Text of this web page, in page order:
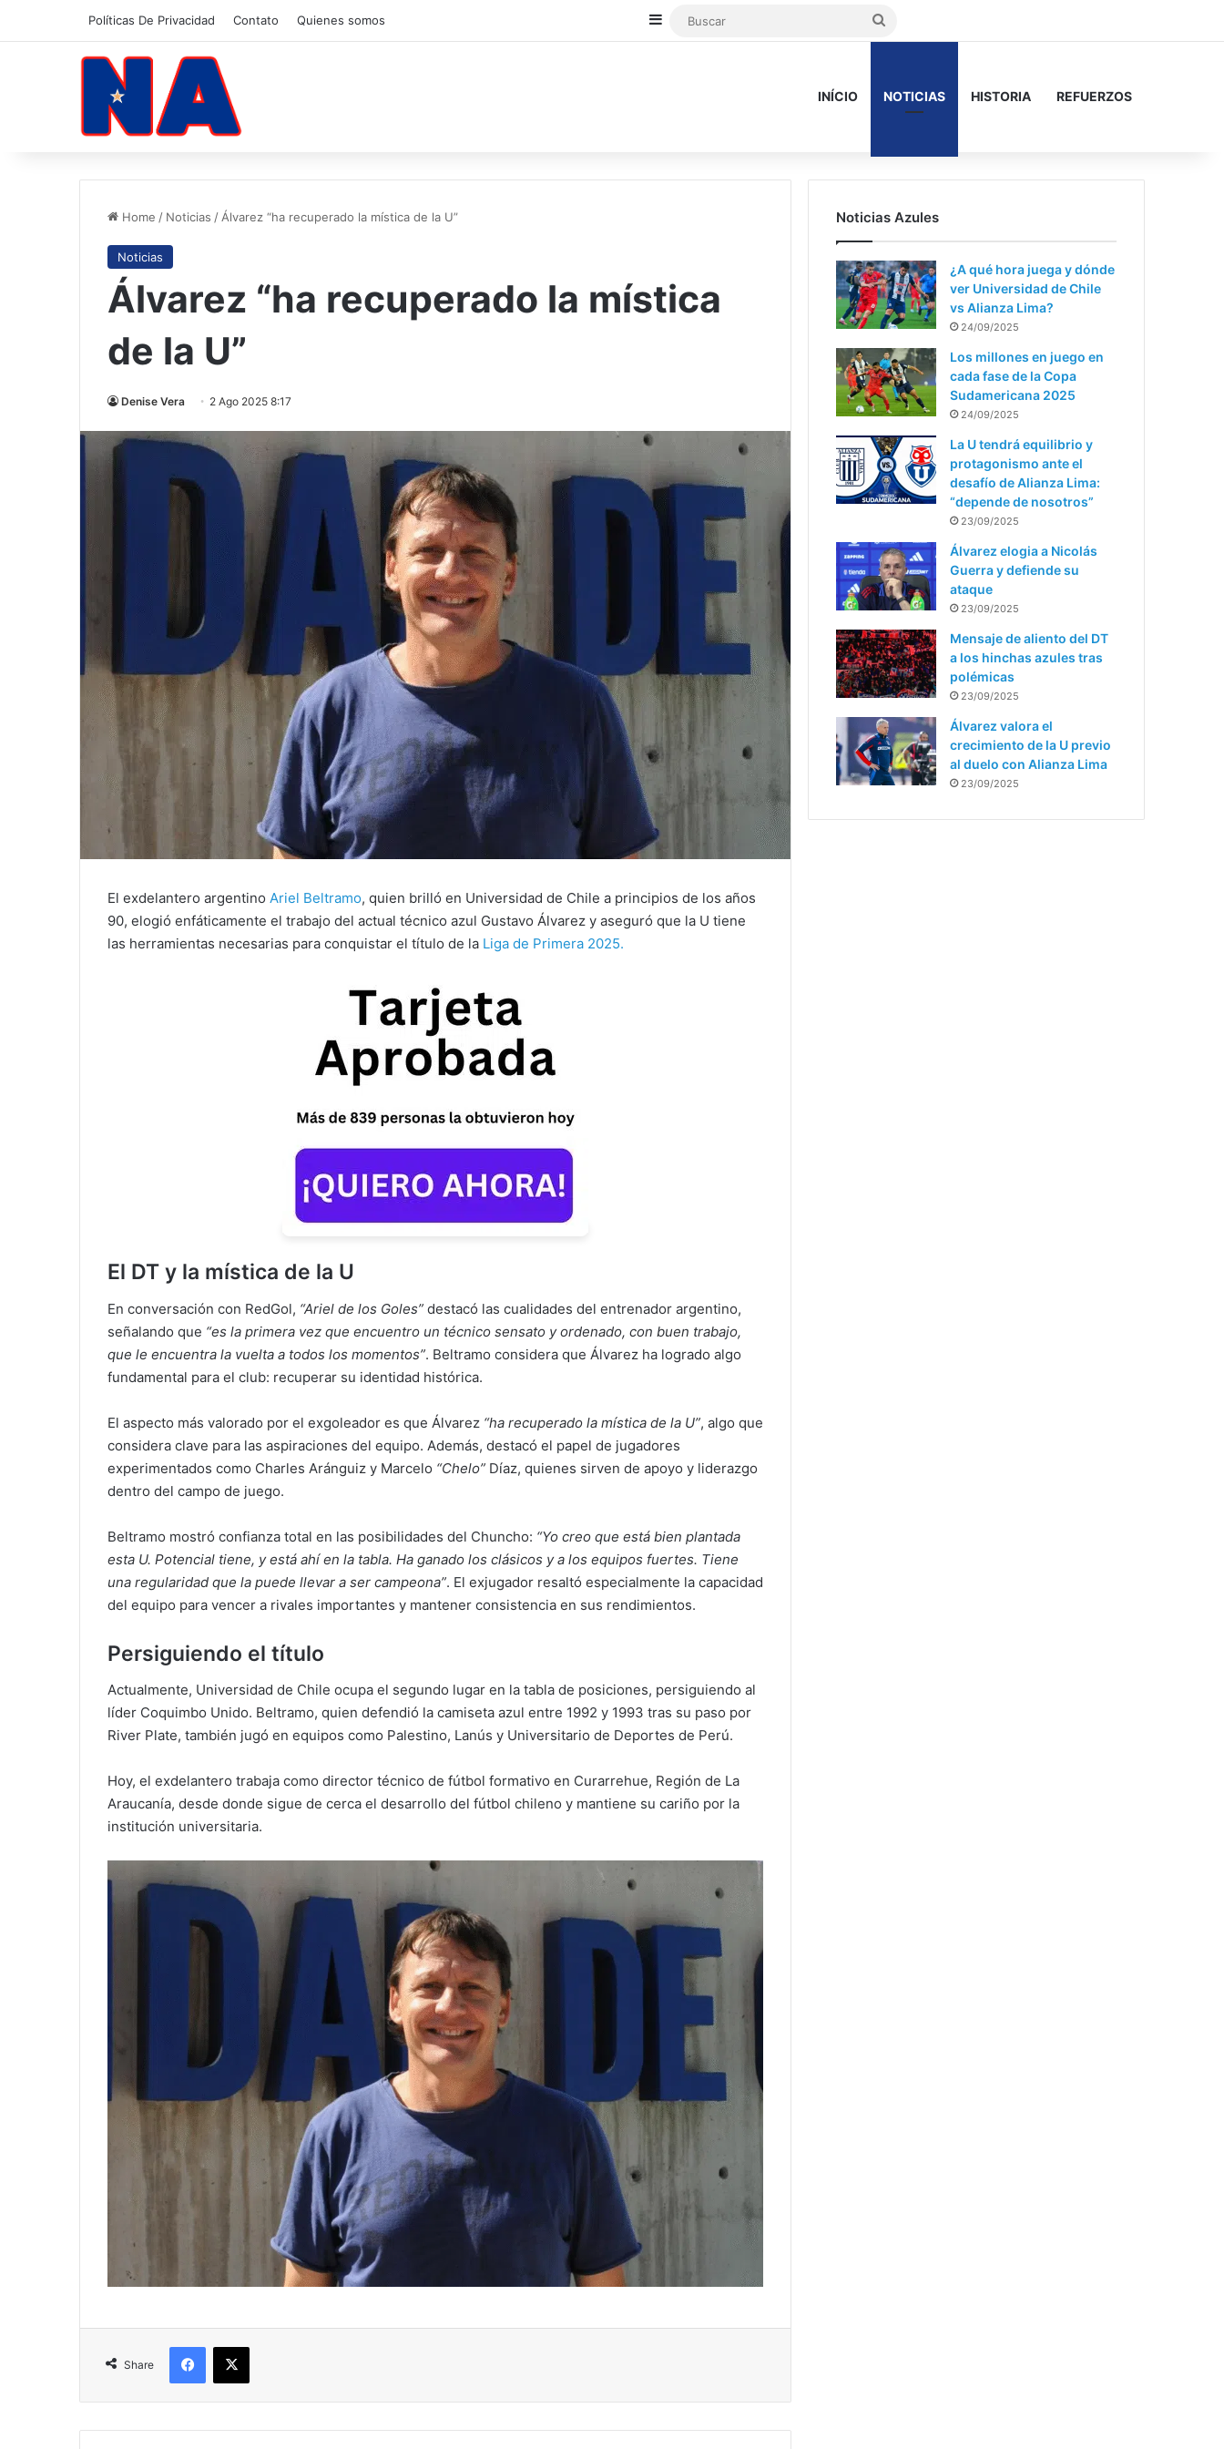
Políticas De Privacidad Contato Quienes somos Sidebar
INÍCIO NOTICIAS HISTORIA REFUERZOS
Home / Noticias / Álvarez “ha recuperado la mística de la U”
Noticias
Álvarez “ha recuperado la mística
de la U”
Denise Vera 2 Ago 2025 8:17
El exdelantero argentino Ariel Beltramo, quien brilló en Universidad de Chile a principios de los años
90, elogió enfáticamente el trabajo del actual técnico azul Gustavo Álvarez y aseguró que la U tiene
las herramientas necesarias para conquistar el título de la Liga de Primera 2025.
El DT y la mística de la U
En conversación con RedGol, “Ariel de los Goles” destacó las cualidades del entrenador argentino,
señalando que “es la primera vez que encuentro un técnico sensato y ordenado, con buen trabajo,
que le encuentra la vuelta a todos los momentos”. Beltramo considera que Álvarez ha logrado algo
fundamental para el club: recuperar su identidad histórica.
El aspecto más valorado por el exgoleador es que Álvarez “ha recuperado la mística de la U”, algo que
considera clave para las aspiraciones del equipo. Además, destacó el papel de jugadores
experimentados como Charles Aránguiz y Marcelo “Chelo” Díaz, quienes sirven de apoyo y liderazgo
dentro del campo de juego.
Beltramo mostró confianza total en las posibilidades del Chuncho: “Yo creo que está bien plantada
esta U. Potencial tiene, y está ahí en la tabla. Ha ganado los clásicos y a los equipos fuertes. Tiene
una regularidad que la puede llevar a ser campeona”. El exjugador resaltó especialmente la capacidad
del equipo para vencer a rivales importantes y mantener consistencia en sus rendimientos.
Persiguiendo el título
Actualmente, Universidad de Chile ocupa el segundo lugar en la tabla de posiciones, persiguiendo al
líder Coquimbo Unido. Beltramo, quien defendió la camiseta azul entre 1992 y 1993 tras su paso por
River Plate, también jugó en equipos como Palestino, Lanús y Universitario de Deportes de Perú.
Hoy, el exdelantero trabaja como director técnico de fútbol formativo en Curarrehue, Región de La
Araucanía, desde donde sigue de cerca el desarrollo del fútbol chileno y mantiene su cariño por la
institución universitaria.
Share
Facebook
X
Noticias Azules
¿A qué hora juega y dónde
ver Universidad de Chile
vs Alianza Lima?
24/09/2025
Los millones en juego en
cada fase de la Copa
Sudamericana 2025
24/09/2025
La U tendrá equilibrio y
protagonismo ante el
desafío de Alianza Lima:
“depende de nosotros”
23/09/2025
Álvarez elogia a Nicolás
Guerra y defiende su
ataque
23/09/2025
Mensaje de aliento del DT
a los hinchas azules tras
polémicas
23/09/2025
Álvarez valora el
crecimiento de la U previo
al duelo con Alianza Lima
23/09/2025